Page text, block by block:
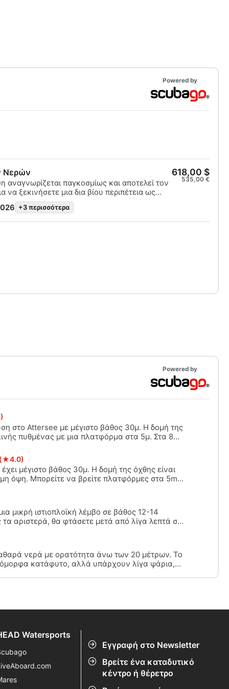
Powered by
Νερών
αναγνωρίζεται παγκοσμίως και αποτελεί τον
να ξεκινήσετε μια δια βίου περιπέτεια ως
Ο συνδυασμός εξατομικευμένης
εκπαιδευτικών συνεδριών σάς
τις δεξιότητες και την εμπειρία ενός
+3 περισσότερα
618,00 $
535,00 €
Powered by
στο Attersee με μέγιστο βάθος 30μ. Η δομή της
πυθμένας με μια πλατφόρμα στα 5μ. Στα 8
προβλήτα στα 17 μέτρα και μια μπανιέρα
μέγιστο βάθος 30μ. Η δομή της όχθης είναι
όψη. Μπορείτε να βρείτε πλατφόρμες στα 5m
μικρή ιστιοπλοϊκή λέμβο σε βάθος 12-14
αριστερά, θα φτάσετε μετά από λίγα λεπτά σε
νερά με ορατότητα άνω των 20 μέτρων. Το
όμορφα κατάφυτο, αλλά υπάρχουν λίγα ψάρια,
Εγγραφή στο Newsletter
Βρείτε ένα καταδυτικό
κέντρο ή θέρετρο
Watersports